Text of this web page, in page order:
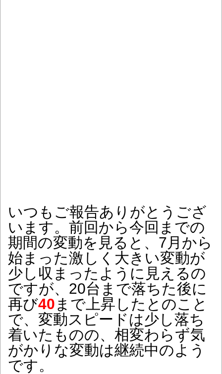
いつもご報告ありがとうござ
います。前回から今回までの
期間の変動を見ると、7月から
始まった激しく大きい変動が
少し収まったように見えるの
ですが、20台まで落ちた後に
再び40 まで上昇したとのこと
で、変動スピードは少し落ち
着いたものの、相変わらず気
がかりな変動は継続中のよう
です。